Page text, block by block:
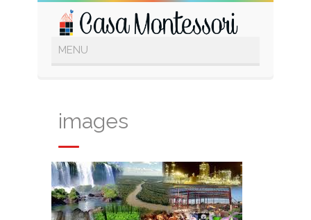
images